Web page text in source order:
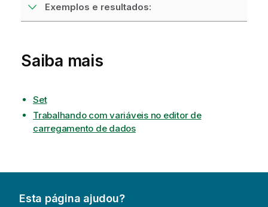
Exemplos e resultados:
Saiba mais
Set
Trabalhando com variáveis no editor de
carregamento de dados
Esta página ajudou?